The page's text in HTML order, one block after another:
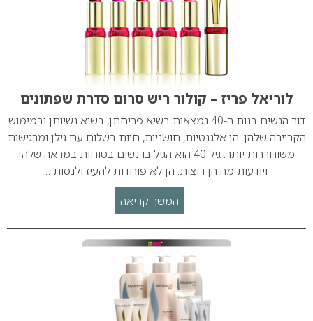
לוריאל פריז – קולור ריש סרום סדרת שפתונים
דור הנשים בנות ה-40 נמצאות בשיא פריחתן, בשיא נשיותן ובמימוש
הקריירה שלהן. הן אלגנטיות, חושניות, חיות בשלום עם גילן ומרגישות
משוחררות יותר. גיל 40 הוא הגיל בו נשים בטוחות במראה שלהן
ויודעות מה הן רוצות. הן לא פוחדות להעיז ולנסות…
המשך קריאה